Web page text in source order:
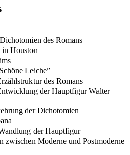
des Romans
Houston
Leiche”
des Romans
der Hauptfigur Walter
der Dichotomien
der Hauptfigur
zwischen Moderne und Postmoderne